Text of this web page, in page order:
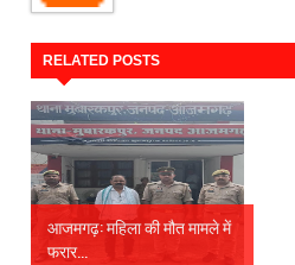
RELATED POSTS
आजमगढ़: महिला की मौत मामले में
फरार...